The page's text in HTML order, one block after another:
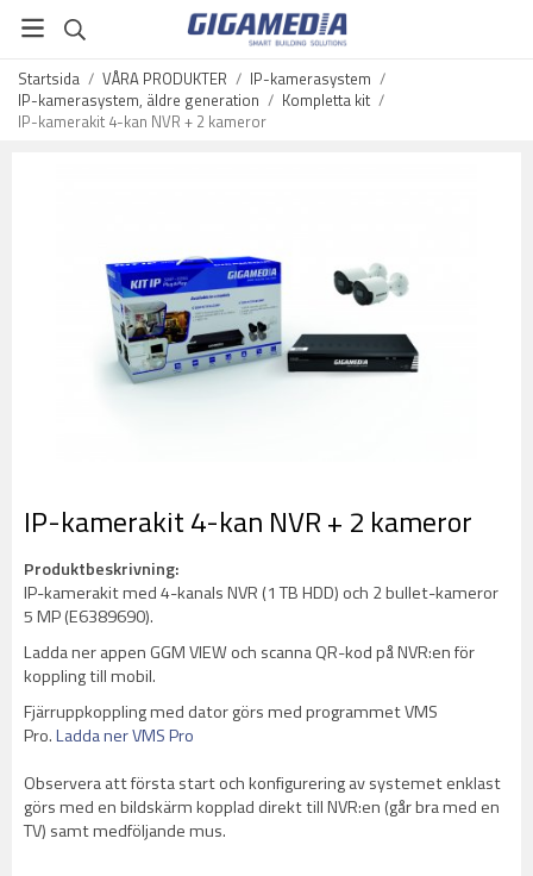
Startsida / VÅRA PRODUKTER / IP-kamerasystem /
IP-kamerasystem, äldre generation / Kompletta kit /
IP-kamerakit 4-kan NVR + 2 kameror
IP-kamerakit 4-kan NVR + 2 kameror
Produktbeskrivning:
IP-kamerakit med 4-kanals NVR (1 TB HDD) och 2 bullet-kameror
5 MP (E6389690).
Ladda ner appen GGM VIEW och scanna QR-kod på NVR:en för
koppling till mobil.
Fjärruppkoppling med dator görs med programmet VMS
Pro.Ladda ner VMS Pro
Observera att första start och konfigurering av systemet enklast
görs med en bildskärm kopplad direkt till NVR:en (går bra med en
TV) samt medföljande mus.